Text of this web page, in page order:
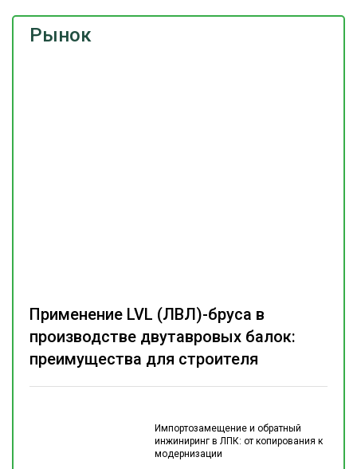
Рынок
Импортозамещение и обратный
инжиниринг в ЛПК: от копирования к
модернизации
Применение LVL (ЛВЛ)-бруса в
производстве двутавровых балок:
преимущества для строителя